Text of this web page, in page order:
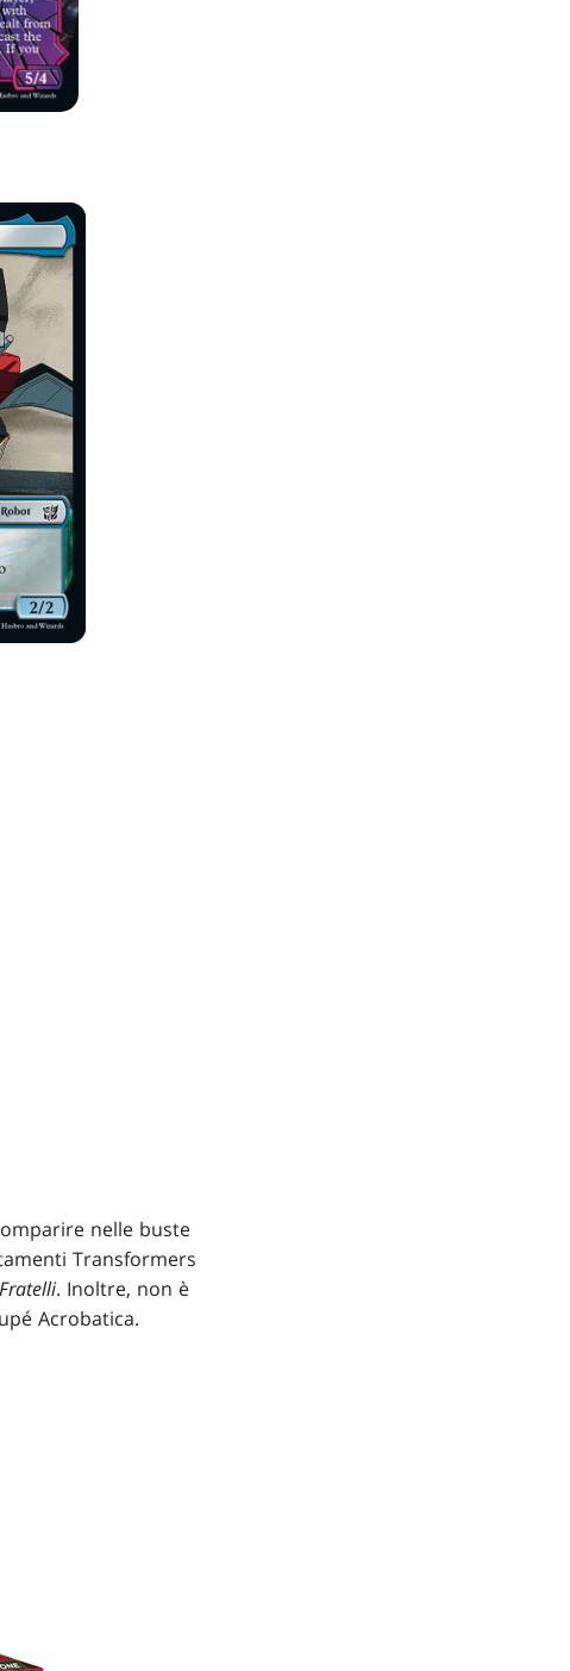
nelle buste
Transformers
. Inoltre, non è
Acrobatica.